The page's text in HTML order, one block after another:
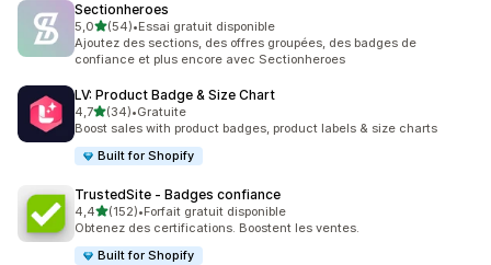
Sectionheroes
5,0étoile(s) sur 5
(54)
54 avis au total
•Essai gratuit disponible
Ajoutez des sections, des offres groupées, des badges de
confiance et plus encore avec Sectionheroes
LV: Product Badge & Size Chart
4,7étoile(s) sur 5
(34)
34 avis au total
•Gratuite
Boost sales with product badges, product labels & size charts
Built for Shopify
TrustedSite ‑ Badges confiance
4,4étoile(s) sur 5
(152)
152 avis au total
•Forfait gratuit disponible
Obtenez des certifications. Boostent les ventes.
Built for Shopify